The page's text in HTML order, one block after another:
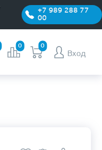
+7 989 288 77
00
0 0
Вход